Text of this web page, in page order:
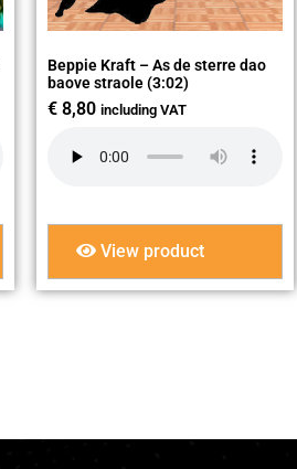
Beppie Kraft – As de sterre dao
baove straole (3:02)
€8,80 including VAT
View product